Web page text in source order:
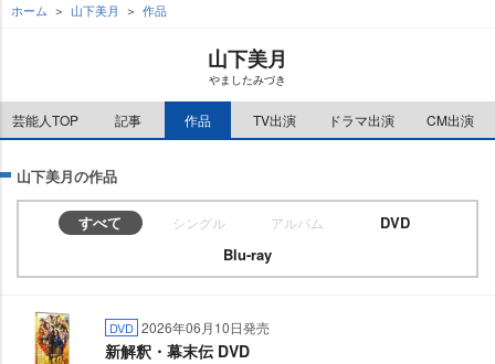
ホーム 山下美月 作品
山下美月
ましたみづき
芸能人TOP 記事 作品 TV出演 ドラマ出演 CM出演
山下美月の作品
すべて シングル アルバム
DVD
Blu-ray
DVD 2026年06月10日発売
新解釈・幕末伝 DVD